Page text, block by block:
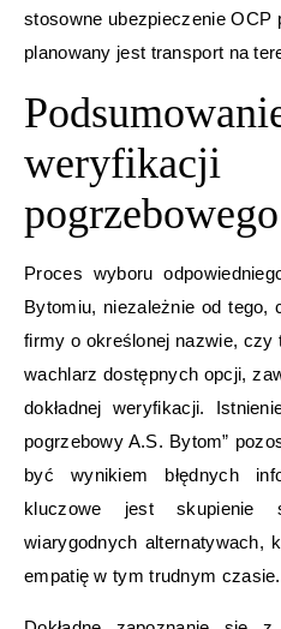
stosowne ubezpieczenie OCP
planowany jest transport na
weryfikacji
Proces wyboru
Bytomiu, niezależnie od
firmy o określonej nazwie,
wachlarz dostępnych opcji,
dokładnej weryfikacji.
pogrzebowy A.S. Bytom”
być wynikiem błędnych
kluczowe jest
wiarygodnych alternatywach,
empatię w tym trudnym czasie.